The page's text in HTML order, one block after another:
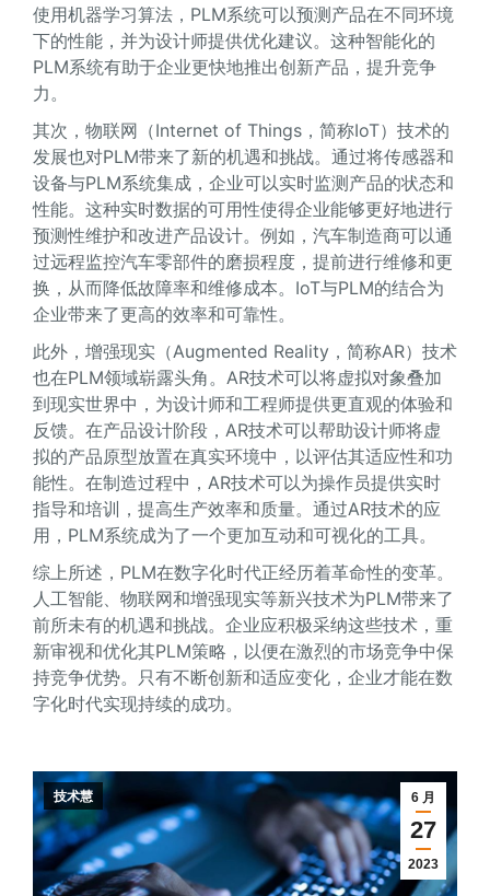
使用机器学习算法，PLM系统可以预测产品在不同环境
下的性能，并为设计师提供优化建议。这种智能化的
PLM系统有助于企业更快地推出创新产品，提升竞争
力。
其次，物联网（Internet of Things，简称IoT）技术的
发展也对PLM带来了新的机遇和挑战。通过将传感器和
设备与PLM系统集成，企业可以实时监测产品的状态和
性能。这种实时数据的可用性使得企业能够更好地进行
预测性维护和改进产品设计。例如，汽车制造商可以通
过远程监控汽车零部件的磨损程度，提前进行维修和更
换，从而降低故障率和维修成本。IoT与PLM的结合为
企业带来了更高的效率和可靠性。
此外，增强现实（Augmented Reality，简称AR）技术
也在PLM领域崭露头角。AR技术可以将虚拟对象叠加
到现实世界中，为设计师和工程师提供更直观的体验和
反馈。在产品设计阶段，AR技术可以帮助设计师将虚
拟的产品原型放置在真实环境中，以评估其适应性和功
能性。在制造过程中，AR技术可以为操作员提供实时
指导和培训，提高生产效率和质量。通过AR技术的应
用，PLM系统成为了一个更加互动和可视化的工具。
综上所述，PLM在数字化时代正经历着革命性的变革。
人工智能、物联网和增强现实等新兴技术为PLM带来了
前所未有的机遇和挑战。企业应积极采纳这些技术，重
新审视和优化其PLM策略，以便在激烈的市场竞争中保
持竞争优势。只有不断创新和适应变化，企业才能在数
字化时代实现持续的成功。
6 月
27
2023
技术慧